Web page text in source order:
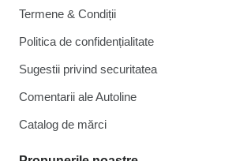
Termene & Condiții
Politica de confidențialitate
Sugestii privind securitatea
Comentarii ale Autoline
Catalog de mărcі